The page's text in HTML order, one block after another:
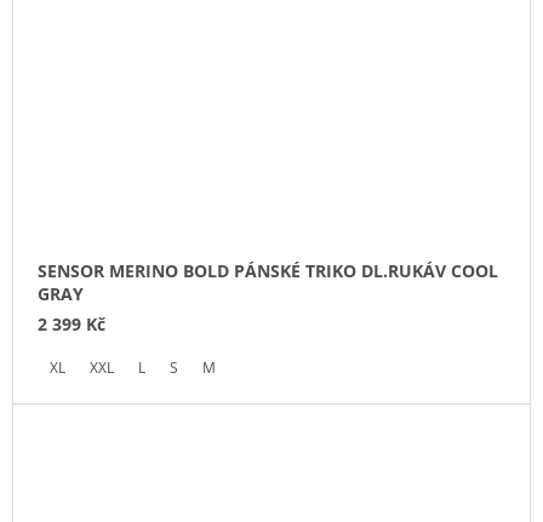
SENSOR MERINO BOLD PÁNSKÉ TRIKO DL.RUKÁV COOL
GRAY
2 399 Kč
XL XXL L S M